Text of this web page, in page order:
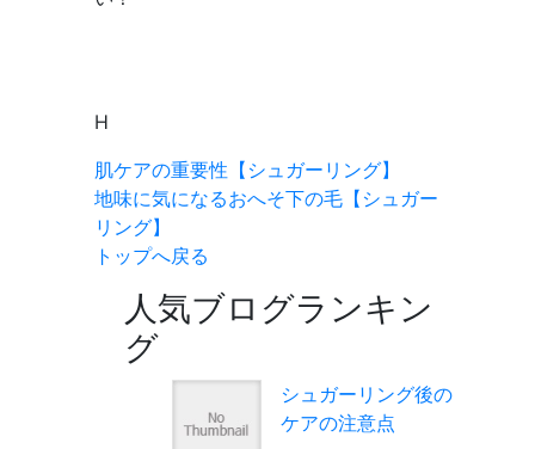
H
肌ケアの重要性【シュガーリング】
地味に気になるおへそ下の毛【シュガー
リング】
トップへ戻る
人気ブログランキン
グ
シュガーリング後の
ケアの注意点